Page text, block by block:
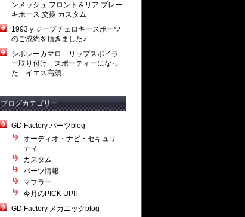
ンメッシュ フロント＆リア ブレー
キホース 交換 カスタム
1993ｙジープチェロキースポーツ
のご成約を頂きました♪
シボレーカマロ リップスポイラ
ー取り付け スポーティーになっ
た イエス高須
ブログカテゴリー
GD Factory パーツblog
オーディオ・ナビ・セキュリ
ティ
カスタム
パーツ情報
マフラー
今月のPICK UP!!
GD Factory メカニックblog